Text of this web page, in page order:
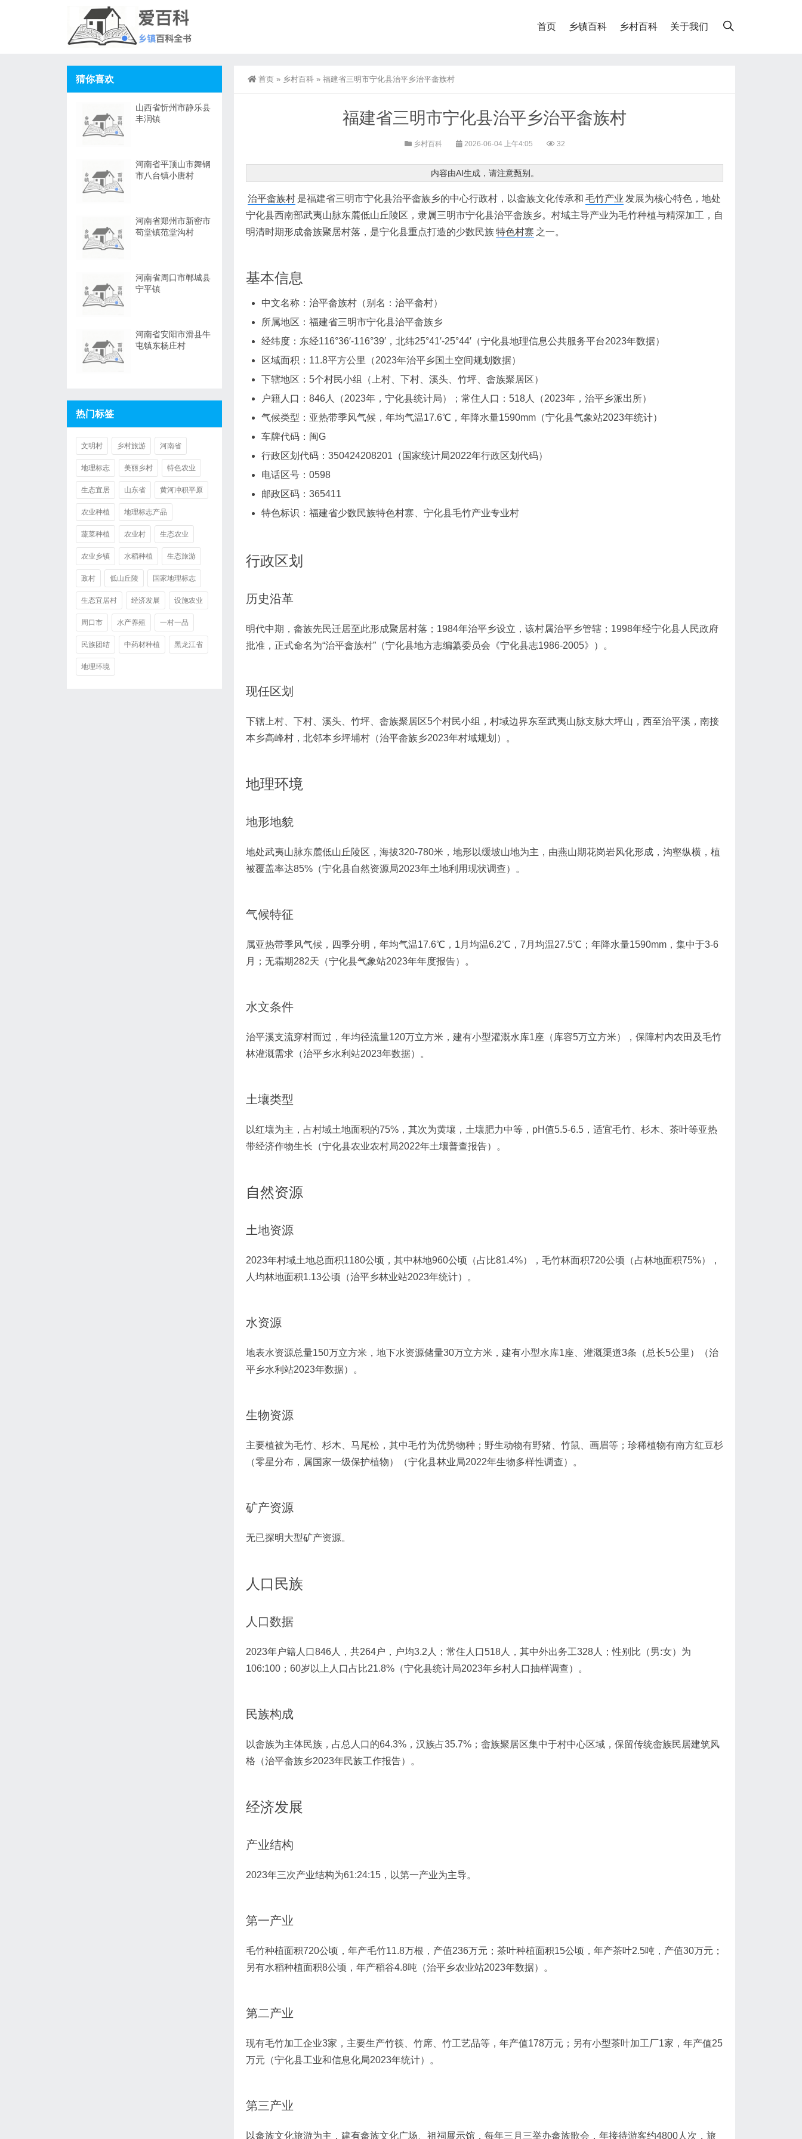
首页 乡镇百科 乡村百科 关于我们
首页 » 乡村百科 » 福建省三明市宁化县治平乡治平畲族村
福建省三明市宁化县治平乡治平畲族村
乡村百科 2026-06-04 上午4:05 32
内容由AI生成，请注意甄别。
治平畲族村 是福建省三明市宁化县治平畲族乡的中心行政村，以畲族文化传承和 毛竹产业 发展为核心特色，地处
宁化县西南部武夷山脉东麓低山丘陵区，隶属三明市宁化县治平畲族乡。村域主导产业为毛竹种植与精深加工，自
明清时期形成畲族聚居村落，是宁化县重点打造的少数民族特色村寨 之一。
基本信息
中文名称：治平畲族村（别名：治平畲村）
所属地区：福建省三明市宁化县治平畲族乡
经纬度：东经116°36′-116°39′，北纬25°41′-25°44′（宁化县地理信息公共服务平台2023年数据）
区域面积：11.8平方公里（2023年治平乡国土空间规划数据）
下辖地区：5个村民小组（上村、下村、溪头、竹坪、畲族聚居区）
户籍人口：846人（2023年，宁化县统计局）；常住人口：518人（2023年，治平乡派出所）
气候类型：亚热带季风气候，年均气温17.6℃，年降水量1590mm（宁化县气象站2023年统计）
车牌代码：闽G
行政区划代码：350424208201（国家统计局2022年行政区划代码）
电话区号：0598
邮政区码：365411
特色标识：福建省少数民族特色村寨、宁化县毛竹产业专业村
行政区划
历史沿革
明代中期，畲族先民迁居至此形成聚居村落；1984年治平乡设立，该村属治平乡管辖；1998年经宁化县人民政府
批准，正式命名为“治平畲族村”（宁化县地方志编纂委员会《宁化县志1986-2005》）。
现任区划
下辖上村、下村、溪头、竹坪、畲族聚居区5个村民小组，村域边界东至武夷山脉支脉大坪山，西至治平溪，南接
本乡高峰村，北邻本乡坪埔村（治平畲族乡2023年村域规划）。
地理环境
地形地貌
地处武夷山脉东麓低山丘陵区，海拔320-780米，地形以缓坡山地为主，由燕山期花岗岩风化形成，沟壑纵横，植
被覆盖率达85%（宁化县自然资源局2023年土地利用现状调查）。
气候特征
属亚热带季风气候，四季分明，年均气温17.6℃，1月均温6.2℃，7月均温27.5℃；年降水量1590mm，集中于3-6
月；无霜期282天（宁化县气象站2023年年度报告）。
水文条件
治平溪支流穿村而过，年均径流量120万立方米，建有小型灌溉水库1座（库容5万立方米），保障村内农田及毛竹
林灌溉需求（治平乡水利站2023年数据）。
土壤类型
以红壤为主，占村域土地面积的75%，其次为黄壤，土壤肥力中等，pH值5.5-6.5，适宜毛竹、杉木、茶叶等亚热
带经济作物生长（宁化县农业农村局2022年土壤普查报告）。
自然资源
土地资源
2023年村域土地总面积1180公顷，其中林地960公顷（占比81.4%），毛竹林面积720公顷（占林地面积75%），
人均林地面积1.13公顷（治平乡林业站2023年统计）。
水资源
地表水资源总量150万立方米，地下水资源储量30万立方米，建有小型水库1座、灌溉渠道3条（总长5公里）（治
平乡水利站2023年数据）。
生物资源
主要植被为毛竹、杉木、马尾松，其中毛竹为优势物种；野生动物有野猪、竹鼠、画眉等；珍稀植物有南方红豆杉
（零星分布，属国家一级保护植物）（宁化县林业局2022年生物多样性调查）。
矿产资源
无已探明大型矿产资源。
人口民族
人口数据
2023年户籍人口846人，共264户，户均3.2人；常住人口518人，其中外出务工328人；性别比（男:女）为
106:100；60岁以上人口占比21.8%（宁化县统计局2023年乡村人口抽样调查）。
民族构成
以畲族为主体民族，占总人口的64.3%，汉族占35.7%；畲族聚居区集中于村中心区域，保留传统畲族民居建筑风
格（治平畲族乡2023年民族工作报告）。
经济发展
产业结构
2023年三次产业结构为61:24:15，以第一产业为主导。
第一产业
毛竹种植面积720公顷，年产毛竹11.8万根，产值236万元；茶叶种植面积15公顷，年产茶叶2.5吨，产值30万元；
另有水稻种植面积8公顷，年产稻谷4.8吨（治平乡农业站2023年数据）。
第二产业
现有毛竹加工企业3家，主要生产竹筷、竹席、竹工艺品等，年产值178万元；另有小型茶叶加工厂1家，年产值25
万元（宁化县工业和信息化局2023年统计）。
第三产业
以畲族文化旅游为主，建有畲族文化广场、祖祠展示馆，每年三月三举办畲族歌会，年接待游客约4800人次，旅
猜你喜欢
山西省忻州市静乐县
丰润镇
河南省平顶山市舞钢
市八台镇小唐村
河南省郑州市新密市
苟堂镇范堂沟村
河南省周口市郸城县
宁平镇
河南省安阳市滑县牛
屯镇东杨庄村
热门标签
文明村 乡村旅游 河南省
地理标志 美丽乡村 特色农业
生态宜居 山东省 黄河冲积平原
农业种植 地理标志产品
蔬菜种植 农业村 生态农业
农业乡镇 水稻种植 生态旅游
政村 低山丘陵 国家地理标志
生态宜居村 经济发展 设施农业
周口市 水产养殖 一村一品
民族团结 中药材种植 黑龙江省
地理环境